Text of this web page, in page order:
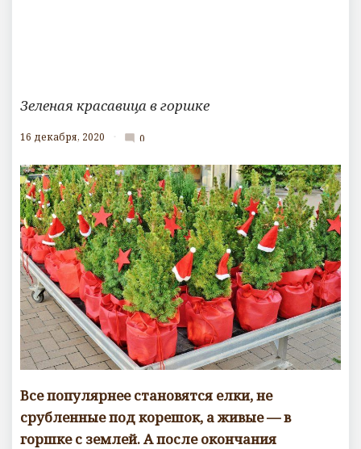
Зеленая красавица в горшке
16 декабря, 2020 mode_comment 0
о
м
м
е
н
т
а
р
и
е
в
Все популярнее становятся елки, не
срубленные под корешок, а живые — в
горшке с землей. А после окончания